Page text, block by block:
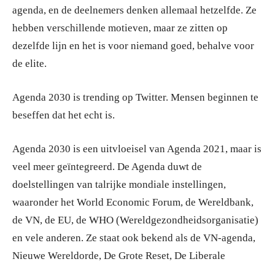
agenda, en de deelnemers denken allemaal hetzelfde. Ze
hebben verschillende motieven, maar ze zitten op
dezelfde lijn en het is voor niemand goed, behalve voor
de elite.
Agenda 2030 is trending op Twitter. Mensen beginnen te
beseffen dat het echt is.
Agenda 2030 is een uitvloeisel van Agenda 2021, maar is
veel meer geïntegreerd. De Agenda duwt de
doelstellingen van talrijke mondiale instellingen,
waaronder het World Economic Forum, de Wereldbank,
de VN, de EU, de WHO (Wereldgezondheidsorganisatie)
en vele anderen. Ze staat ook bekend als de VN-agenda,
Nieuwe Wereldorde, De Grote Reset, De Liberale